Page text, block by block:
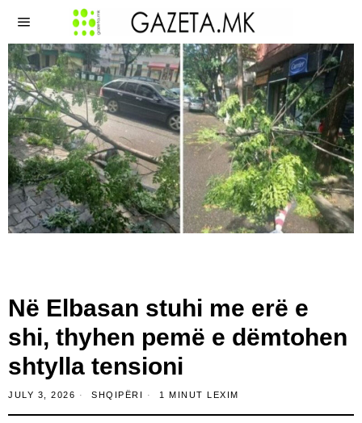
​Në Elbasan stuhi me erë e
shi, thyhen pemë e dëmtohen
shtylla tensioni
JULY 3, 2026 SHQIPËRI 1 MINUT LEXIM